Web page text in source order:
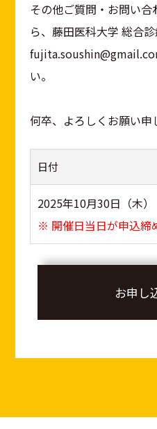
その他ご質問・お問い
ら、藤田医科大学 総合
い。
何卒、よろしくお願い申
日付
2025年10月30日（木）
※ 開催日当日が申込締
お申し